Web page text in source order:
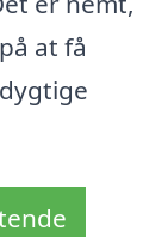
at få